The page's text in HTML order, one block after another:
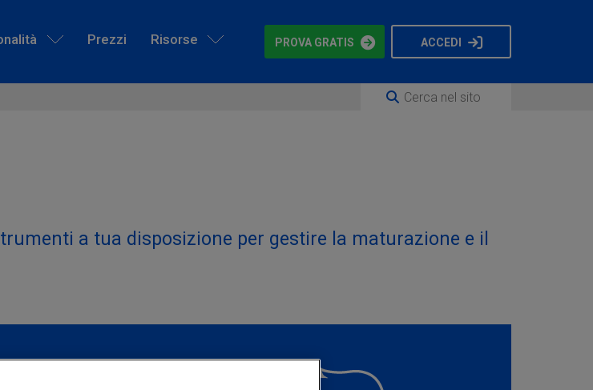
Prezzi Risorse PROVA GRATIS ACCEDI
a tua disposizione per gestire la maturazione e il